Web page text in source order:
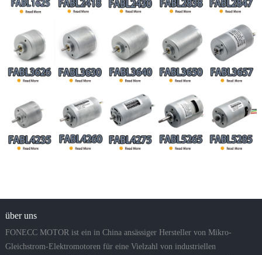
über uns
FONECC MOTOR ist ein in China ansässiger Hersteller von Mikro-
Gleichstrom-Elektromotoren für eine Vielzahl von industriellen